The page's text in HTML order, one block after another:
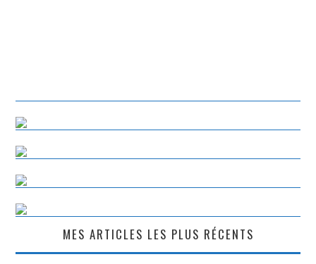
MES ARTICLES LES PLUS RÉCENTS